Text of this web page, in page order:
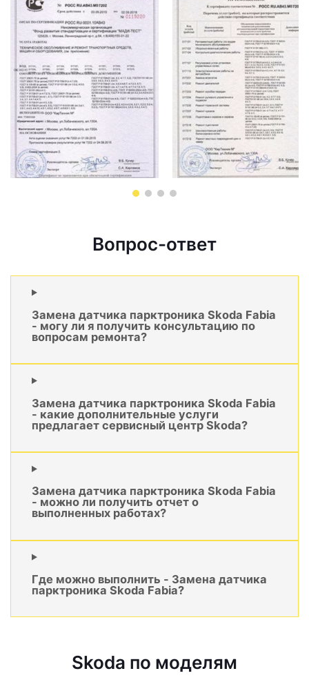
Вопрос-ответ
Замена датчика парктроника Skoda Fabia
- могу ли я получить консультацию по
вопросам ремонта?
Замена датчика парктроника Skoda Fabia
- какие дополнительные услуги
предлагает сервисный центр Skoda?
Замена датчика парктроника Skoda Fabia
- можно ли получить отчет о
выполненных работах?
Где можно выполнить - Замена датчика
парктроника Skoda Fabia?
Skoda по моделям